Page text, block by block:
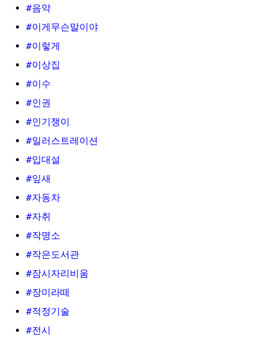
#음악
#이게무슨말이야
#이렇게
#이상집
#이수
#인권
#인기쟁이
#일러스트레이션
#입대설
#잎새
#자동차
#자취
#작명소
#작은도서관
#잠시자리비움
#장미라떼
#적정기술
#전시